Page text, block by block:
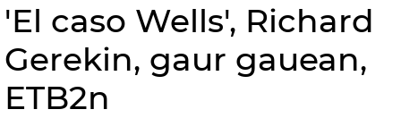
'El caso Wells', Richard
Gerekin, gaur gauean,
ETB2n